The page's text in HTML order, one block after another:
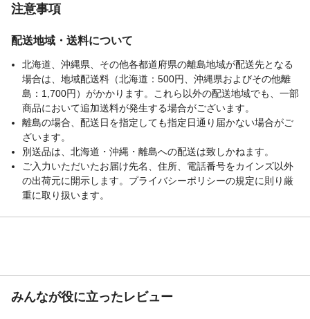
注意事項
配送地域・送料について
北海道、沖縄県、その他各都道府県の離島地域が配送先となる
場合は、地域配送料（北海道：500円、沖縄県およびその他離
島：1,700円）がかかります。これら以外の配送地域でも、一部
商品において追加送料が発生する場合がございます。
離島の場合、配送日を指定しても指定日通り届かない場合がご
ざいます。
別送品は、北海道・沖縄・離島への配送は致しかねます。
ご入力いただいたお届け先名、住所、電話番号をカインズ以外
の出荷元に開示します。プライバシーポリシーの規定に則り厳
重に取り扱います。
みんなが役に立ったレビュー